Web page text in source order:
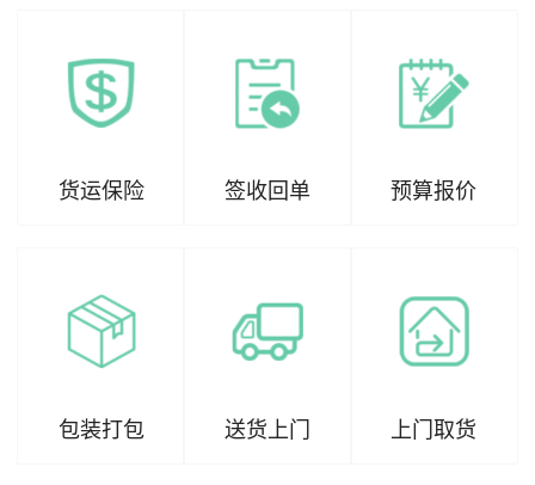
货运保险 签收回单 预算报价
包装打包 送货上门 上门取货